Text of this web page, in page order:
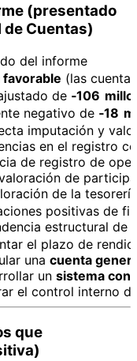
(presentado
Cuentas)
del informe
favorable (las
de ‑106
negativo de ‑18
imputación y
en el registro
de registro de
de
de la
positivas de
estructural de
el plazo de
una cuenta
un sistema
el control interno
que